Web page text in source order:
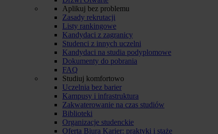
Aplikuj bez problemu
Zasady rekrutacji
Listy rankingowe
Kandydaci z zagranicy
Studenci z innych uczelni
Kandydaci na studia podyplomowe
Dokumenty do pobrania
FAQ
Studiuj komfortowo
Uczelnia bez barier
Kampusy i infrastruktura
Zakwaterowanie na czas studiów
Biblioteki
Organizacje studenckie
Oferta Biura Karier: praktyki i staże